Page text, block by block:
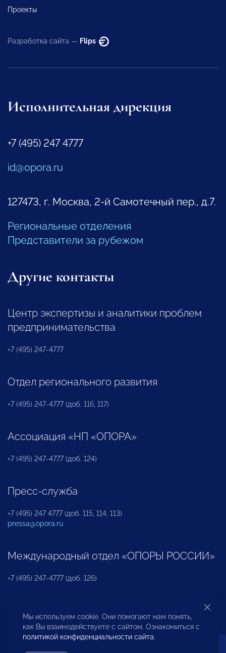
Проекты
Разработка сайта — Flips
Исполнительная дирекция
+7 (495) 247 4777
id@opora.ru
127473, г. Москва, 2-й Самотечный пер., д.7.
Региональные отделения
Представители за рубежом
Другие контакты
Центр экспертизы и аналитики проблем
предпринимательства
+7 (495) 247-4777
Отдел регионального развития
+7 (495) 247-4777 (доб. 116, 117)
Ассоциация «НП «ОПОРА»
+7 (495) 247-4777 (доб. 124)
Пресс-служба
+7 (495) 247 4777 (доб. 115, 114, 113)
pressa@opora.ru
Международный отдел «ОПОРЫ РОССИИ»
+7 (495) 247-4777 (доб. 126)
Бюро по защите прав предпринимателей и
инвесторов
Мы используем cookie. Они помогают нам понять,
как Вы взаимодействуете с сайтом. Ознакомиться с
политикой конфиденциальности сайта.